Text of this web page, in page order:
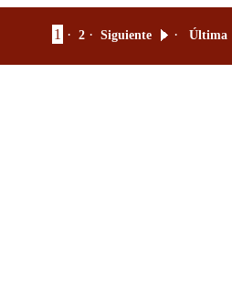
1 · 2 · Siguiente · Última